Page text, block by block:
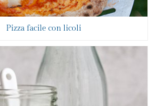
Pizza facile con licoli